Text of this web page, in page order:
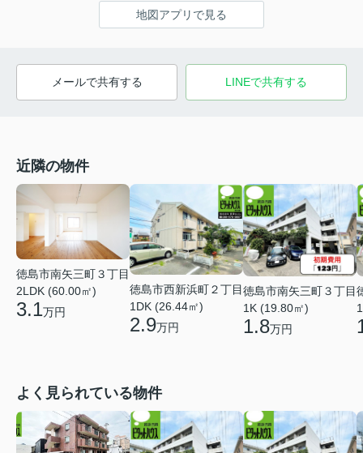
地図アプリで見る
メールで共有する LINEで共有する
近隣の物件
徳島市南矢三町３丁目
2LDK (60.00㎡)
3.1万円
徳島市西新浜町２丁目
1DK (26.44㎡)
2.9万円
徳島市南矢三町３丁目
1K (19.80㎡)
1.8万円
よく見られている物件